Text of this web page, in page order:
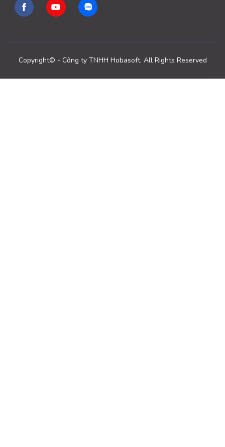
Copyright© - Công ty TNHH Hobasoft. All Rights Reserved